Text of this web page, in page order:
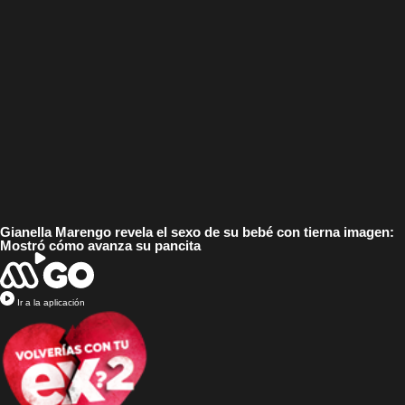
Gianella Marengo revela el sexo de su bebé con tierna imagen:
Mostró cómo avanza su pancita
Ir a la aplicación